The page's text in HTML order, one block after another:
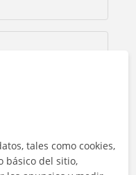
y deprivacidad
tales como cookies,
básico del sitio,